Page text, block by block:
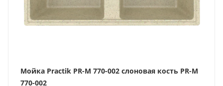
Мойка Practik PR-M 770-002 слоновая кость PR-M
770-002